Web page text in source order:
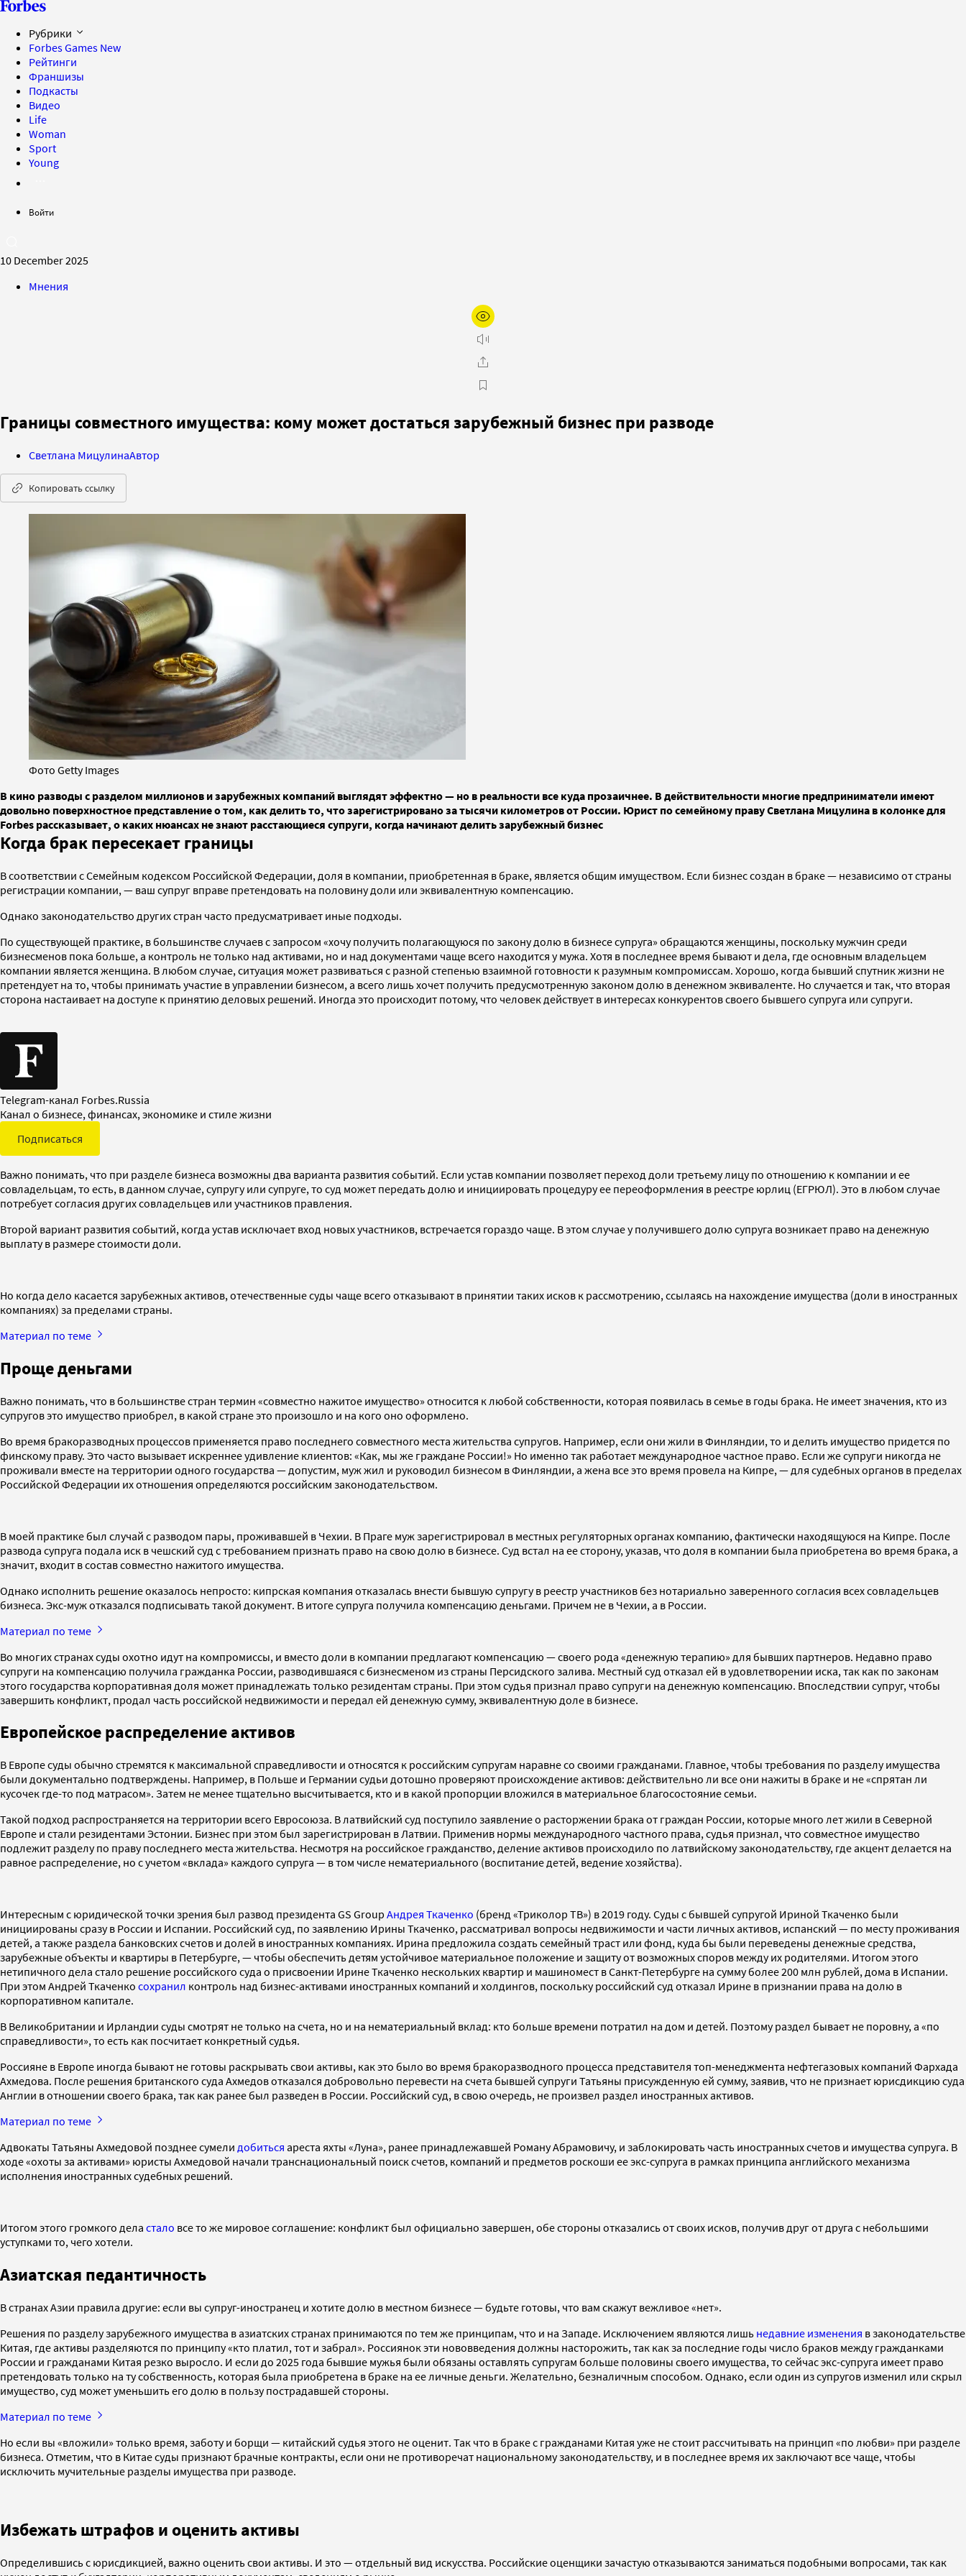
Рубрики
Forbes Games New
Рейтинги
Франшизы
Подкасты
Видео
Life
Woman
Sport
Young
Войти
10 December 2025
Мнения
Границы совместного имущества: кому может достаться зарубежный бизнес при разводе
Светлана МицулинаАвтор
Копировать ссылку
Фото Getty Images
В кино разводы с разделом миллионов и зарубежных компаний выглядят эффектно — но в реальности все куда прозаичнее. В действительности многие предприниматели имеют
довольно поверхностное представление о том, как делить то, что зарегистрировано за тысячи километров от России. Юрист по семейному праву Светлана Мицулина в колонке для
Forbes рассказывает, о каких нюансах не знают расстающиеся супруги, когда начинают делить зарубежный бизнес
Когда брак пересекает границы
В соответствии с Семейным кодексом Российской Федерации, доля в компании, приобретенная в браке, является общим имуществом. Если бизнес создан в браке — независимо от страны
регистрации компании, — ваш супруг вправе претендовать на половину доли или эквивалентную компенсацию.
Однако законодательство других стран часто предусматривает иные подходы.
По существующей практике, в большинстве случаев с запросом «хочу получить полагающуюся по закону долю в бизнесе супруга» обращаются женщины, поскольку мужчин среди
бизнесменов пока больше, а контроль не только над активами, но и над документами чаще всего находится у мужа. Хотя в последнее время бывают и дела, где основным владельцем
компании является женщина. В любом случае, ситуация может развиваться с разной степенью взаимной готовности к разумным компромиссам. Хорошо, когда бывший спутник жизни не
претендует на то, чтобы принимать участие в управлении бизнесом, а всего лишь хочет получить предусмотренную законом долю в денежном эквиваленте. Но случается и так, что вторая
сторона настаивает на доступе к принятию деловых решений. Иногда это происходит потому, что человек действует в интересах конкурентов своего бывшего супруга или супруги.
Telegram-канал Forbes.Russia
Канал о бизнесе, финансах, экономике и стиле жизни
Подписаться
Важно понимать, что при разделе бизнеса возможны два варианта развития событий. Если устав компании позволяет переход доли третьему лицу по отношению к компании и ее
совладельцам, то есть, в данном случае, супругу или супруге, то суд может передать долю и инициировать процедуру ее переоформления в реестре юрлиц (ЕГРЮЛ). Это в любом случае
потребует согласия других совладельцев или участников правления.
Второй вариант развития событий, когда устав исключает вход новых участников, встречается гораздо чаще. В этом случае у получившего долю супруга возникает право на денежную
выплату в размере стоимости доли.
Но когда дело касается зарубежных активов, отечественные суды чаще всего отказывают в принятии таких исков к рассмотрению, ссылаясь на нахождение имущества (доли в иностранных
компаниях) за пределами страны.
Материал по теме
Проще деньгами
Важно понимать, что в большинстве стран термин «совместно нажитое имущество» относится к любой собственности, которая появилась в семье в годы брака. Не имеет значения, кто из
супругов это имущество приобрел, в какой стране это произошло и на кого оно оформлено.
Во время бракоразводных процессов применяется право последнего совместного места жительства супругов. Например, если они жили в Финляндии, то и делить имущество придется по
финскому праву. Это часто вызывает искреннее удивление клиентов: «Как, мы же граждане России!» Но именно так работает международное частное право. Если же супруги никогда не
проживали вместе на территории одного государства — допустим, муж жил и руководил бизнесом в Финляндии, а жена все это время провела на Кипре, — для судебных органов в пределах
Российской Федерации их отношения определяются российским законодательством.
В моей практике был случай с разводом пары, проживавшей в Чехии. В Праге муж зарегистрировал в местных регуляторных органах компанию, фактически находящуюся на Кипре. После
развода супруга подала иск в чешский суд с требованием признать право на свою долю в бизнесе. Суд встал на ее сторону, указав, что доля в компании была приобретена во время брака, а
значит, входит в состав совместно нажитого имущества.
Однако исполнить решение оказалось непросто: кипрская компания отказалась внести бывшую супругу в реестр участников без нотариально заверенного согласия всех совладельцев
бизнеса. Экс-муж отказался подписывать такой документ. В итоге супруга получила компенсацию деньгами. Причем не в Чехии, а в России.
Материал по теме
Во многих странах суды охотно идут на компромиссы, и вместо доли в компании предлагают компенсацию — своего рода «денежную терапию» для бывших партнеров. Недавно право
супруги на компенсацию получила гражданка России, разводившаяся с бизнесменом из страны Персидского залива. Местный суд отказал ей в удовлетворении иска, так как по законам
этого государства корпоративная доля может принадлежать только резидентам страны. При этом судья признал право супруги на денежную компенсацию. Впоследствии супруг, чтобы
завершить конфликт, продал часть российской недвижимости и передал ей денежную сумму, эквивалентную доле в бизнесе.
Европейское распределение активов
В Европе суды обычно стремятся к максимальной справедливости и относятся к российским супругам наравне со своими гражданами. Главное, чтобы требования по разделу имущества
были документально подтверждены. Например, в Польше и Германии судьи дотошно проверяют происхождение активов: действительно ли все они нажиты в браке и не «спрятан ли
кусочек где-то под матрасом». Затем не менее тщательно высчитывается, кто и в какой пропорции вложился в материальное благосостояние семьи.
Такой подход распространяется на территории всего Евросоюза. В латвийский суд поступило заявление о расторжении брака от граждан России, которые много лет жили в Северной
Европе и стали резидентами Эстонии. Бизнес при этом был зарегистрирован в Латвии. Применив нормы международного частного права, судья признал, что совместное имущество
подлежит разделу по праву последнего места жительства. Несмотря на российское гражданство, деление активов происходило по латвийскому законодательству, где акцент делается на
равное распределение, но с учетом «вклада» каждого супруга — в том числе нематериального (воспитание детей, ведение хозяйства).
Интересным с юридической точки зрения был развод президента GS Group Андрея Ткаченко (бренд «Триколор ТВ») в 2019 году. Суды с бывшей супругой Ириной Ткаченко были
инициированы сразу в России и Испании. Российский суд, по заявлению Ирины Ткаченко, рассматривал вопросы недвижимости и части личных активов, испанский — по месту проживания
детей, а также раздела банковских счетов и долей в иностранных компаниях. Ирина предложила создать семейный траст или фонд, куда бы были переведены денежные средства,
зарубежные объекты и квартиры в Петербурге, — чтобы обеспечить детям устойчивое материальное положение и защиту от возможных споров между их родителями. Итогом этого
нетипичного дела стало решение российского суда о присвоении Ирине Ткаченко нескольких квартир и машиномест в Санкт-Петербурге на сумму более 200 млн рублей, дома в Испании.
При этом Андрей Ткаченко сохранил контроль над бизнес-активами иностранных компаний и холдингов, поскольку российский суд отказал Ирине в признании права на долю в
корпоративном капитале.
В Великобритании и Ирландии суды смотрят не только на счета, но и на нематериальный вклад: кто больше времени потратил на дом и детей. Поэтому раздел бывает не поровну, а «по
справедливости», то есть как посчитает конкретный судья.
Россияне в Европе иногда бывают не готовы раскрывать свои активы, как это было во время бракоразводного процесса представителя топ-менеджмента нефтегазовых компаний Фархада
Ахмедова. После решения британского суда Ахмедов отказался добровольно перевести на счета бывшей супруги Татьяны присужденную ей сумму, заявив, что не признает юрисдикцию суда
Англии в отношении своего брака, так как ранее был разведен в России. Российский суд, в свою очередь, не произвел раздел иностранных активов.
Материал по теме
Адвокаты Татьяны Ахмедовой позднее сумели добиться ареста яхты «Луна», ранее принадлежавшей Роману Абрамовичу, и заблокировать часть иностранных счетов и имущества супруга. В
ходе «охоты за активами» юристы Ахмедовой начали транснациональный поиск счетов, компаний и предметов роскоши ее экс-супруга в рамках принципа английского механизма
исполнения иностранных судебных решений.
Итогом этого громкого дела стало все то же мировое соглашение: конфликт был официально завершен, обе стороны отказались от своих исков, получив друг от друга с небольшими
уступками то, чего хотели.
Азиатская педантичность
В странах Азии правила другие: если вы супруг-иностранец и хотите долю в местном бизнесе — будьте готовы, что вам скажут вежливое «нет».
Решения по разделу зарубежного имущества в азиатских странах принимаются по тем же принципам, что и на Западе. Исключением являются лишь недавние изменения в законодательстве
Китая, где активы разделяются по принципу «кто платил, тот и забрал». Россиянок эти нововведения должны насторожить, так как за последние годы число браков между гражданками
России и гражданами Китая резко выросло. И если до 2025 года бывшие мужья были обязаны оставлять супругам больше половины своего имущества, то сейчас экс-супруга имеет право
претендовать только на ту собственность, которая была приобретена в браке на ее личные деньги. Желательно, безналичным способом. Однако, если один из супругов изменил или скрыл
имущество, суд может уменьшить его долю в пользу пострадавшей стороны.
Материал по теме
Но если вы «вложили» только время, заботу и борщи — китайский судья этого не оценит. Так что в браке с гражданами Китая уже не стоит рассчитывать на принцип «по любви» при разделе
бизнеса. Отметим, что в Китае суды признают брачные контракты, если они не противоречат национальному законодательству, и в последнее время их заключают все чаще, чтобы
исключить мучительные разделы имущества при разводе.
Избежать штрафов и оценить активы
Определившись с юрисдикцией, важно оценить свои активы. И это — отдельный вид искусства. Российские оценщики зачастую отказываются заниматься подобными вопросами, так как